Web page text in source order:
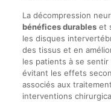
La décompression
bénéfices durableset
les disques
des tissus et en
les patients à se
évitant les effets
associés aux
interventions